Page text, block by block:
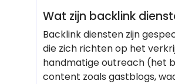
Wat zijn backlink
Backlink diensten zijn
die zich richten op het
handmatige outreach (het
content zoals gastblogs,